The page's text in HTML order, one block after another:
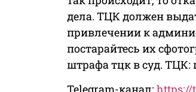
дела. ТЦК должен
привлечении к
постарайтесь их
штрафа тцк в суд.